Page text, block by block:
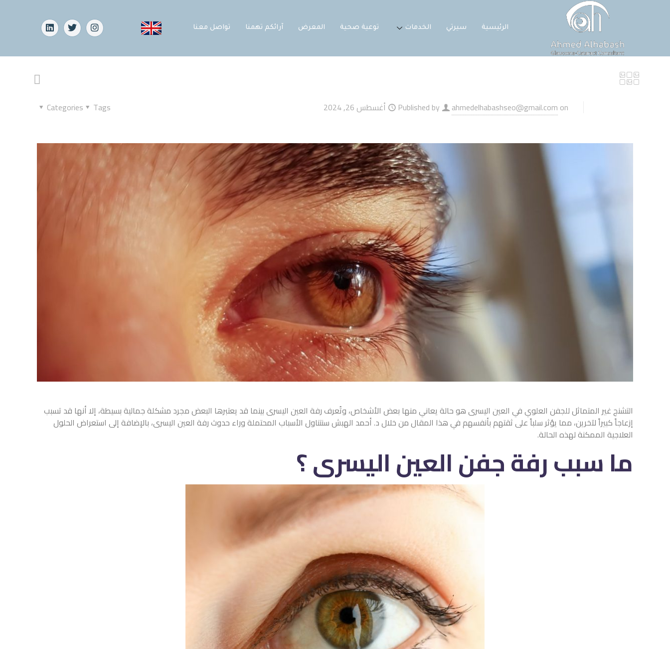
الرئيسية سيرتي الخدمات توعية صحية المعرض آرائكم تهمنا تواصل معنا
Published by ahmedelhabashseo@gmail.com on أغسطس 26, 2024 Categories Tags
التشنج غير المتماثل للجفن العلوي في العين اليسرى هو حالة يعاني منها بعض الأشخاص، وتُعرف رفة العين اليسرى بينما قد يعتبرها البعض مجرد مشكلة جمالية بسيطة، إلا أنها قد تسبب
إزعاجاً كبيراً لآخرين، مما يؤثر سلباً على ثقتهم بأنفسهم في هذا المقال من خلال د. أحمد الهبش سنتناول الأسباب المحتملة وراء حدوث رفة العين اليسرى، بالإضافة إلى استعراض الحلول
العلاجية الممكنة لهذه الحالة.
ما سبب رفة جفن العين اليسرى ؟